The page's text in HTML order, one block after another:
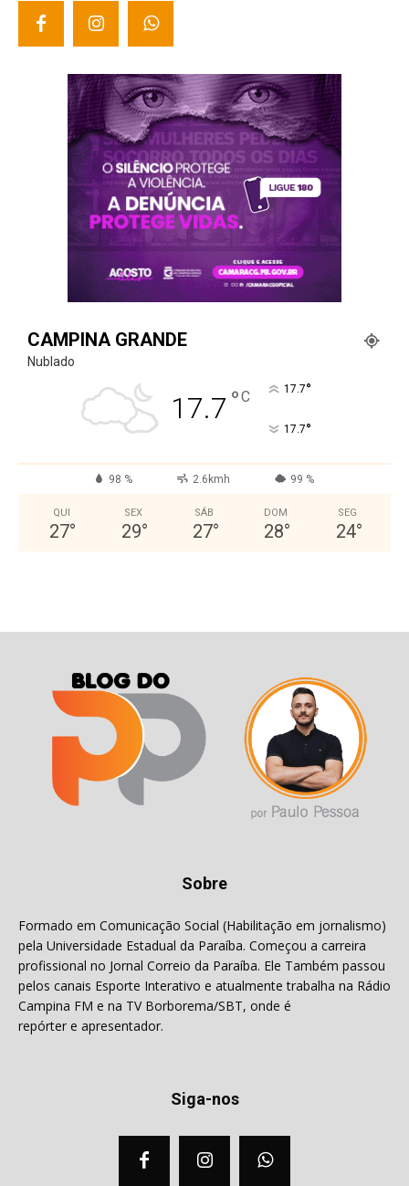
CAMPINA GRANDE
Nublado
17.7 °C 17.7°
17.7°
98 % 2.6kmh 99 %
QUI
27°
SEX
29°
SÁB
27°
DOM
28°
SEG
24°
Sobre
Formado em Comunicação Social (Habilitação em jornalismo)
pela Universidade Estadual da Paraíba. Começou a carreira
profissional no Jornal Correio da Paraíba. Ele Também passou
pelos canais Esporte Interativo e atualmente trabalha na Rádio
Campina FM e na TV Borborema/SBT, onde é
repórter e apresentador.
Siga-nos